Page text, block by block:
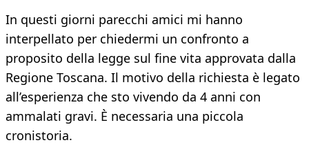
In questi giorni parecchi amici mi hanno
interpellato per chiedermi un confronto a
proposito della legge sul fine vita approvata dalla
Regione Toscana. Il motivo della richiesta è legato
all’esperienza che sto vivendo da 4 anni con
ammalati gravi. È necessaria una piccola
cronistoria.